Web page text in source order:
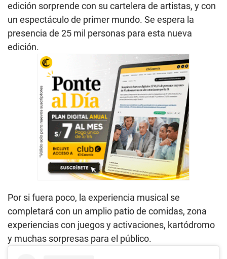
edición sorprende con su cartelera de artistas, y con
un espectáculo de primer mundo. Se espera la
presencia de 25 mil personas para esta nueva
edición.
Por si fuera poco, la experiencia musical se
completará con un amplio patio de comidas, zona
experiencias con juegos y activaciones, kartódromo
y muchas sorpresas para el público.